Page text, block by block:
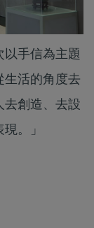
以手信為主題
生活的角度去
去創造、去設
。」